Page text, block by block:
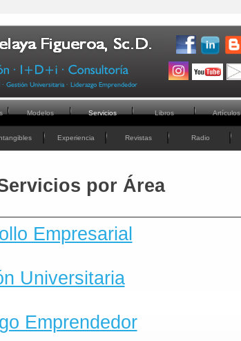
Modelos Servicios Libros Artículos
Experiencia Revistas Radio
por Área
Empresarial
Universitaria
Emprendedor